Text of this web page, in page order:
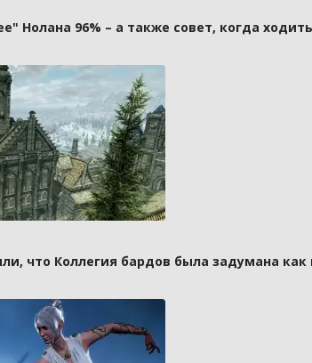
Нолана 96% – а также совет, когда
что Коллегия бардов была задумана